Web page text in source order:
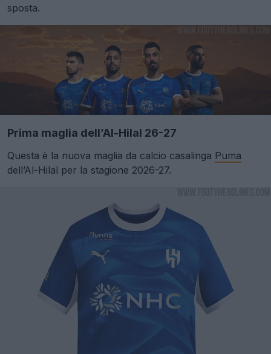
sposta.
Prima maglia dell’Al-Hilal 26-27
Questa è la nuova maglia da calcio casalinga Puma
dell’Al-Hilal per la stagione 2026-27.